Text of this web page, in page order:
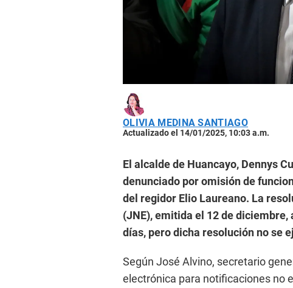
OLIVIA MEDINA SANTIAGO
Actualizado el 14/01/2025, 10:03 a.m.
El alcalde de Huancayo, Dennys
denunciado por omisión de
del regidor Elio Laureano. La
(JNE), emitida el 12 de
días, pero dicha resolución no se
Según José Alvino, secretario
electrónica para notificaciones no